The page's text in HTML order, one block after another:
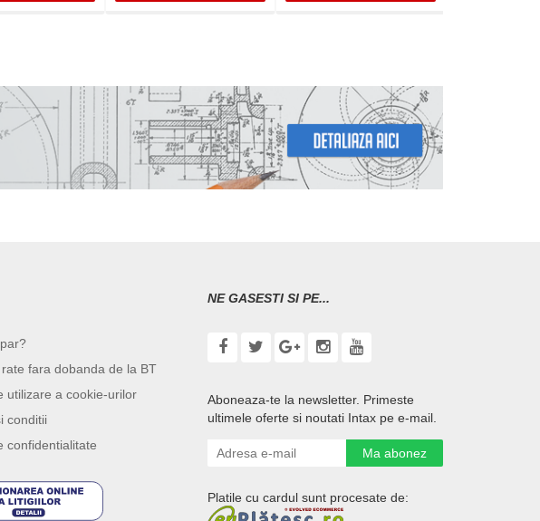
fara dobanda de la BT
utilizare a cookie-urilor
conditii
confidentialitate
NE GASESTI SI PE...
Aboneaza-te la newsletter. Primeste
ultimele oferte si noutati Intax pe e-mail.
Ma abonez
Platile cu cardul sunt procesate de: